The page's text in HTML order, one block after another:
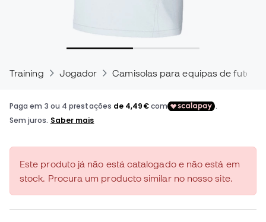
Training Jogador Camisolas para equipas de futebol
Este produto já não está catalogado e não está em
stock. Procura um producto similar no nosso site.